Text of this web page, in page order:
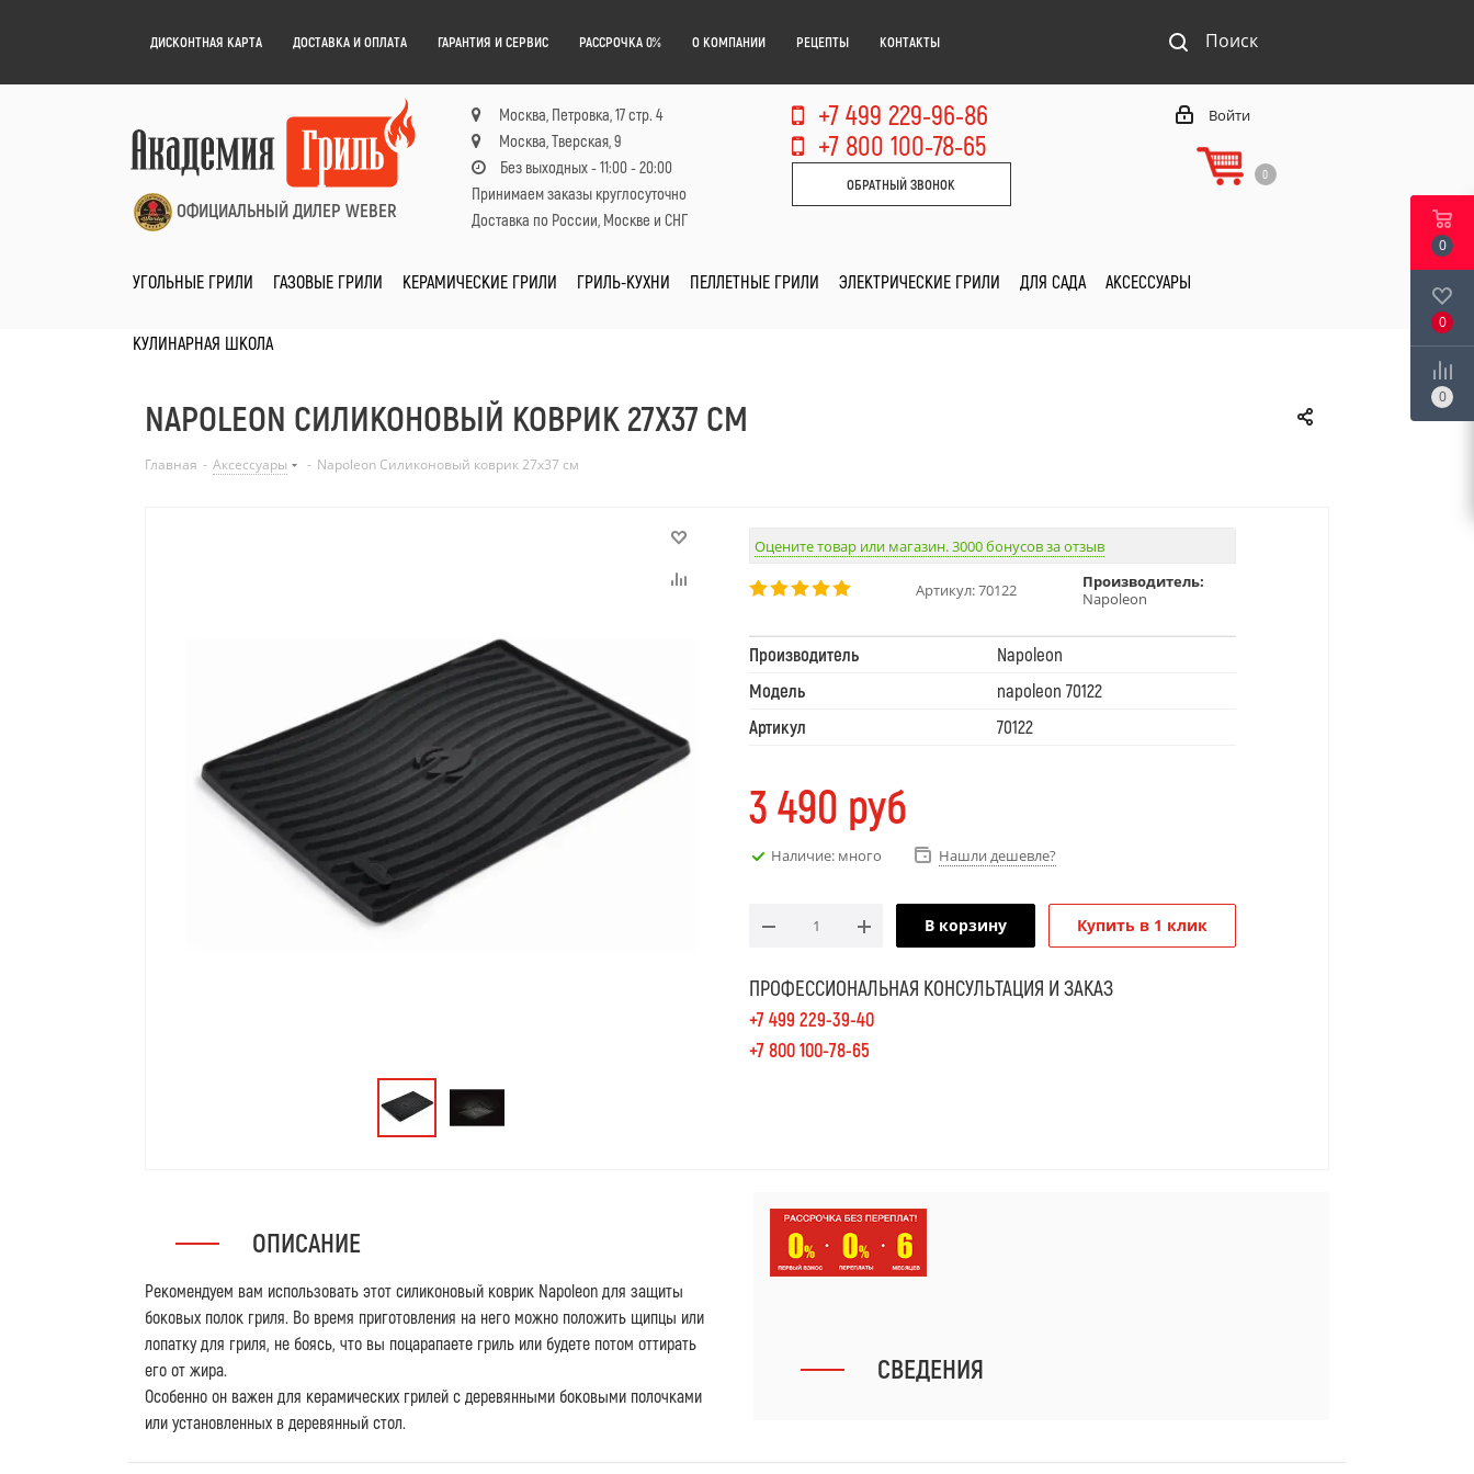
ДИСКОНТНАЯ КАРТА ДОСТАВКА И ОПЛАТА ГАРАНТИЯ И СЕРВИС РАССРОЧКА 0% О КОМПАНИИ РЕЦЕПТЫ КОНТАКТЫ Поиск
ОФИЦИАЛЬНЫЙ ДИЛЕР WEBER
Москва, Петровка, 17 стр. 4
Москва, Тверская, 9
Без выходных - 11:00 - 20:00
Принимаем заказы круглосуточно
Доставка по России, Москве и СНГ
+7 499 229-96-86
+7 800 100-78-65
ОБРАТНЫЙ ЗВОНОК
Войти
0
УГОЛЬНЫЕ ГРИЛИ ГАЗОВЫЕ ГРИЛИ КЕРАМИЧЕСКИЕ ГРИЛИ ГРИЛЬ-КУХНИ ПЕЛЛЕТНЫЕ ГРИЛИ ЭЛЕКТРИЧЕСКИЕ ГРИЛИ ДЛЯ САДА АКСЕССУАРЫ
КУЛИНАРНАЯ ШКОЛА
NAPOLEON СИЛИКОНОВЫЙ КОВРИК 27Х37 СМ
Главная - Аксессуары - Napoleon Силиконовый коврик 27х37 см
Оцените товар или магазин. 3000 бонусов за отзыв
Артикул:70122
Производитель:
Napoleon
Производитель
Napoleon
Модель
napoleon 70122
Артикул
70122
3 490 руб
Наличие: много Нашли дешевле?
В корзину Купить в 1 клик
ПРОФЕССИОНАЛЬНАЯ КОНСУЛЬТАЦИЯ И ЗАКАЗ
+7 499 229-39-40
+7 800 100-78-65
ОПИСАНИЕ
Рекомендуем вам использовать этот силиконовый коврик Napoleon для защиты
боковых полок гриля. Во время приготовления на него можно положить щипцы или
лопатку для гриля, не боясь, что вы поцарапаете гриль или будете потом оттирать
его от жира.
Особенно он важен для керамических грилей с деревянными боковыми полочками
или установленных в деревянный стол.
СВЕДЕНИЯ
0
0
0